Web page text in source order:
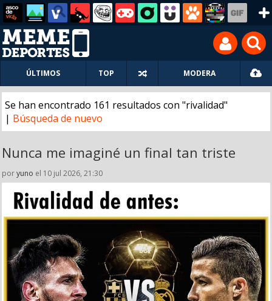
ÚLTIMOS TOP MODERA
Se han encontrado 161 resultados con "rivalidad"
| Búsqueda de nuevo
Nunca me imaginé un final tan triste
poryuno el 10 jul 2026, 21:30